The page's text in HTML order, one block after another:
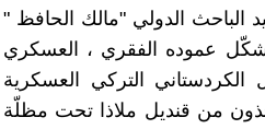
الباحث الدولي "مالك الحافظ "
عموده الفقري ، العسكري
التركي العسكرية
يتخذون من قنديل ملاذا تحت مظلّة